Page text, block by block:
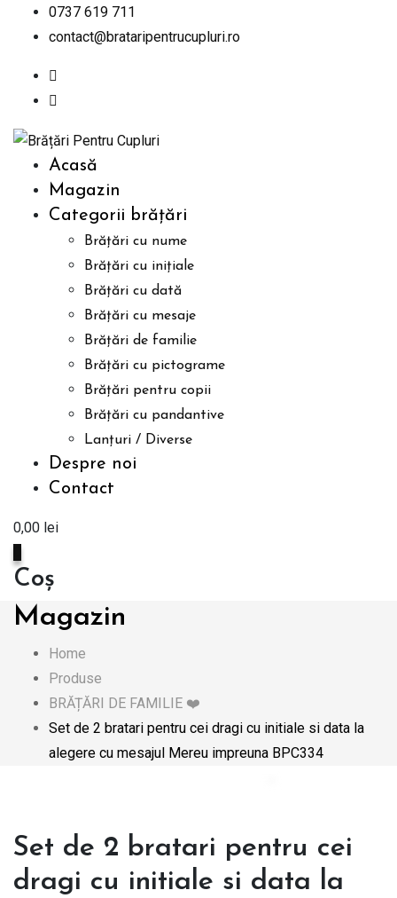
0737 619 711
contact@brataripentrucupluri.ro
Acasă
Magazin
Categorii brățări
Brățări cu nume
Brățări cu inițiale
Brățări cu dată
Brățări cu mesaje
Brățări de familie
Brățări cu pictograme
Brățări pentru copii
Brățări cu pandantive
Lanțuri / Diverse
Despre noi
Contact
0,00 lei
Coș
Magazin
Home
Produse
BRĂȚĂRI DE FAMILIE ❤️
Set de 2 bratari pentru cei dragi cu initiale si data la
alegere cu mesajul Mereu impreuna BPC334
Set de 2 bratari pentru cei
dragi cu initiale si data la